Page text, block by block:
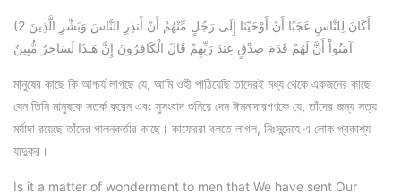
(2 أَكَانَ لِلنَّاسِ عَجَبًا أَنْ أَوْحَيْنَا إِلَى رَجُلٍ مِّنْهُمْ أَنْ أَنذِرِ النَّاسَ وَبَشِّرِ الَّذِينَ
آمَنُواْ أَنَّ لَهُمْ قَدَمَ صِدْقٍ عِندَ رَبِّهِمْ قَالَ الْكَافِرُونَ إِنَّ هَـذَا لَسَاحِرٌ مُّبِينٌ
মানুষের কাছে কি আশ্চর্য লাগছে যে, আমি ওহী পাঠিয়েছি তাদেরই মধ্য থেকে একজনের কাছে
যেন তিনি মানুষকে সতর্ক করেন এবং সুসংবাদ শুনিয়ে দেন ঈমনাদারগণকে যে, তাঁদের জন্য সত্য
মর্যাদা রয়েছে তাঁদের পালনকর্তার কাছে। কাফেররা বলতে লাগল, নিঃসন্দেহে এ লোক প্রকাশ্য
যাদুকর।
Is it a matter of wonderment to men that We have sent Our